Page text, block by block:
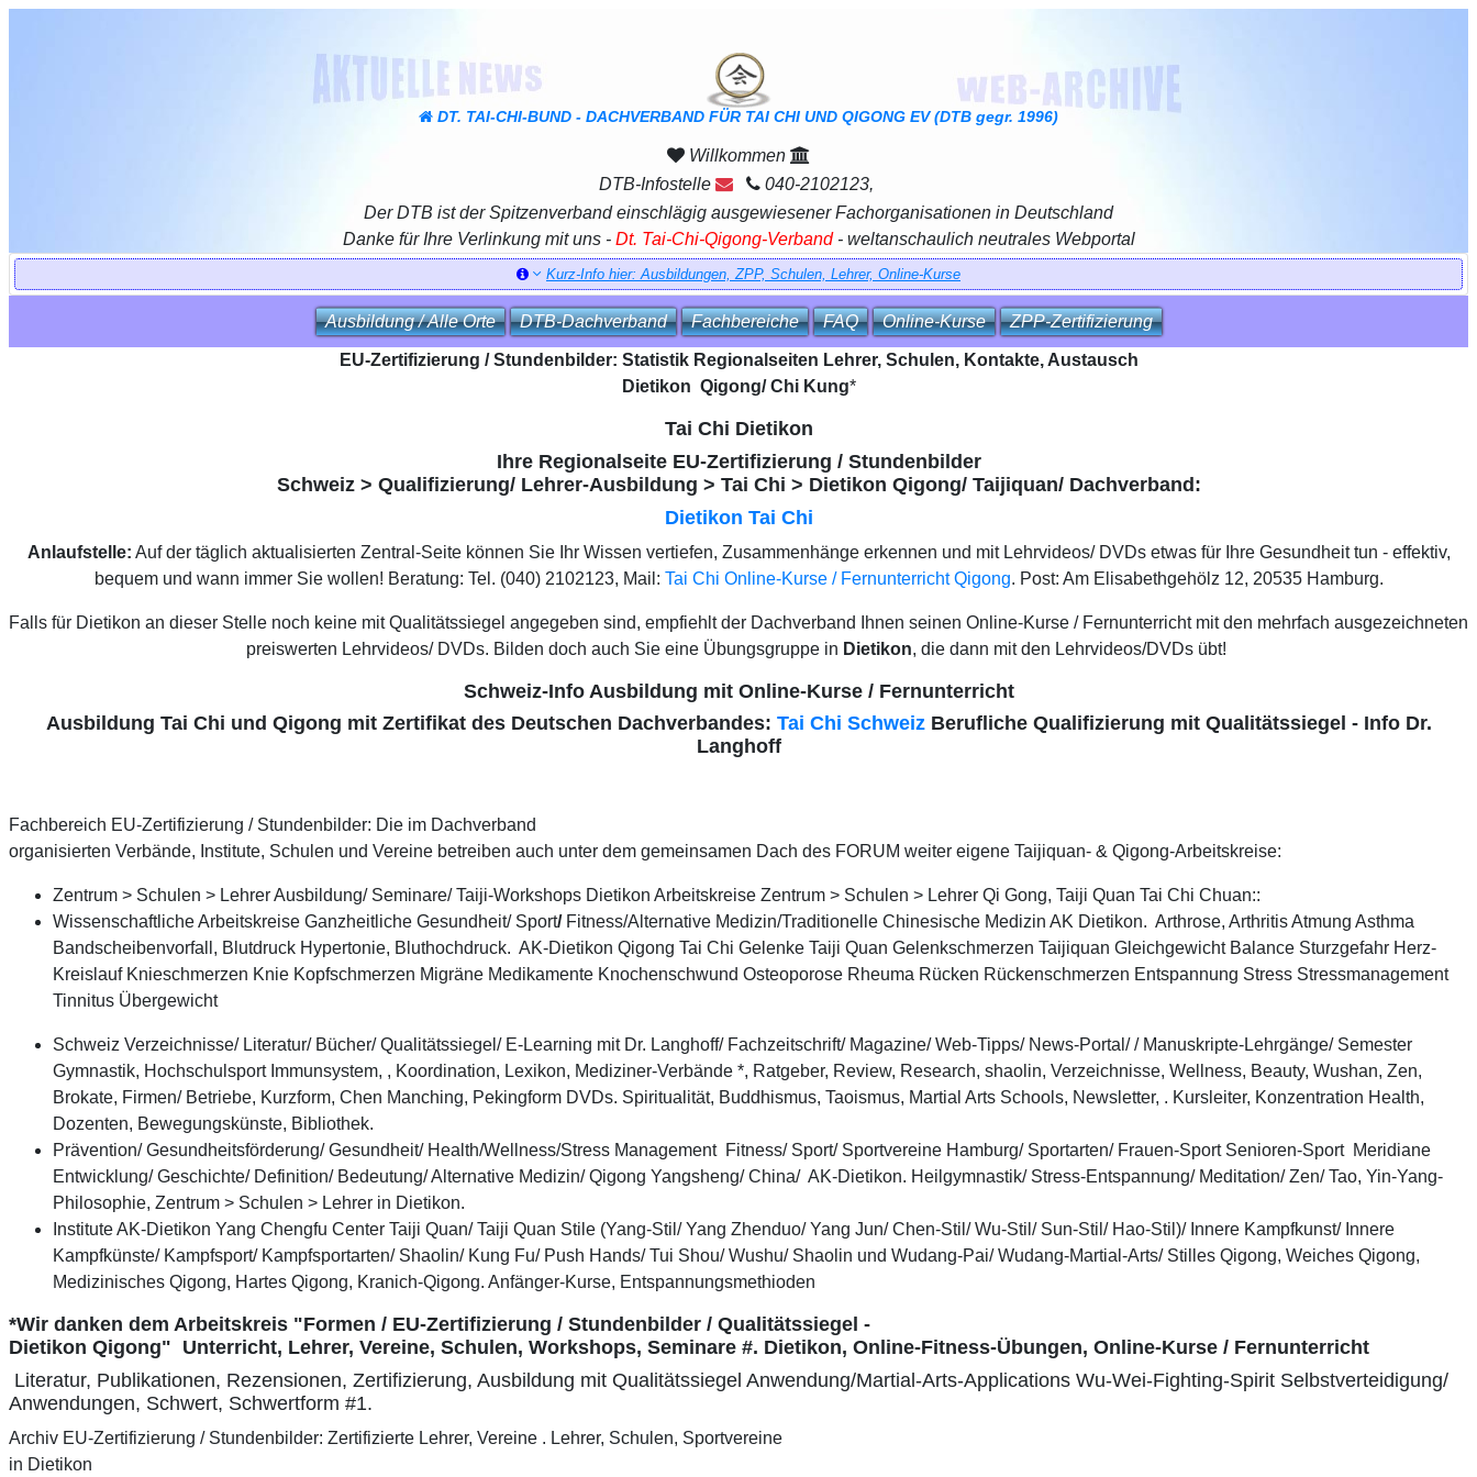
DT. TAI-CHI-BUND - DACHVERBAND FÜR TAI CHI UND QIGONG EV (DTB gegr. 1996)
Willkommen
DTB-Infostelle
040-2102123,
Der DTB ist der Spitzenverband einschlägig ausgewiesener Fachorganisationen in Deutschland
Danke für Ihre Verlinkung mit uns - Dt. Tai-Chi-Qigong-Verband- weltanschaulich neutrales Webportal
Kurz-Info hier: Ausbildungen, ZPP, Schulen, Lehrer, Online-Kurse
Ausbildung / Alle Orte DTB‑Dachverband Fachbereiche FAQ Online‑Kurse ZPP‑Zertifizierung
EU-Zertifizierung / Stundenbilder: Statistik Regionalseiten Lehrer, Schulen, Kontakte, Austausch
Dietikon Qigong/ Chi Kung*
Tai Chi Dietikon
Ihre Regionalseite EU-Zertifizierung / Stundenbilder
Schweiz > Qualifizierung/ Lehrer-Ausbildung > Tai Chi > Dietikon Qigong/ Taijiquan/ Dachverband:
Dietikon Tai Chi
Anlaufstelle: Auf der täglich aktualisierten Zentral-Seite können Sie Ihr Wissen vertiefen, Zusammenhänge erkennen und mit Lehrvideos/ DVDs etwas für Ihre Gesundheit tun - effektiv,
bequem und wann immer Sie wollen! Beratung: Tel. (040) 2102123, Mail: Tai Chi Online-Kurse / Fernunterricht Qigong. Post: Am Elisabethgehölz 12, 20535 Hamburg.
Falls für Dietikon an dieser Stelle noch keine mit Qualitätssiegel angegeben sind, empfiehlt der Dachverband Ihnen seinen Online-Kurse / Fernunterricht mit den mehrfach ausgezeichneten
preiswerten Lehrvideos/ DVDs. Bilden doch auch Sie eine Übungsgruppe in Dietikon, die dann mit den Lehrvideos/DVDs übt!
Schweiz-Info Ausbildung mit Online-Kurse / Fernunterricht
Ausbildung Tai Chi und Qigong mit Zertifikat des Deutschen Dachverbandes: Tai Chi SchweizBerufliche Qualifizierung mit Qualitätssiegel - Info Dr.
Langhoff
Fachbereich EU-Zertifizierung / Stundenbilder: Die im Dachverband
organisierten Verbände, Institute, Schulen und Vereine betreiben auch unter dem gemeinsamen Dach des FORUM weiter eigene Taijiquan- & Qigong-Arbeitskreise:
Zentrum > Schulen > Lehrer Ausbildung/ Seminare/ Taiji-Workshops Dietikon Arbeitskreise Zentrum > Schulen > Lehrer Qi Gong, Taiji Quan Tai Chi Chuan::
Wissenschaftliche Arbeitskreise Ganzheitliche Gesundheit/ Sport/ Fitness/Alternative Medizin/Traditionelle Chinesische Medizin AK Dietikon. Arthrose, Arthritis Atmung Asthma
Bandscheibenvorfall, Blutdruck Hypertonie, Bluthochdruck. AK-Dietikon Qigong Tai Chi Gelenke Taiji Quan Gelenkschmerzen Taijiquan Gleichgewicht Balance Sturzgefahr Herz-
Kreislauf Knieschmerzen Knie Kopfschmerzen Migräne Medikamente Knochenschwund Osteoporose Rheuma Rücken Rückenschmerzen Entspannung Stress Stressmanagement
Tinnitus Übergewicht
Schweiz Verzeichnisse/ Literatur/ Bücher/ Qualitätssiegel/ E-Learning mit Dr. Langhoff/ Fachzeitschrift/ Magazine/ Web-Tipps/ News-Portal/ / Manuskripte-Lehrgänge/ Semester
Gymnastik, Hochschulsport Immunsystem, , Koordination, Lexikon, Mediziner-Verbände *, Ratgeber, Review, Research, shaolin, Verzeichnisse, Wellness, Beauty, Wushan, Zen,
Brokate, Firmen/ Betriebe, Kurzform, Chen Manching, Pekingform DVDs. Spiritualität, Buddhismus, Taoismus, Martial Arts Schools, Newsletter, . Kursleiter, Konzentration Health,
Dozenten, Bewegungskünste, Bibliothek.
Prävention/ Gesundheitsförderung/ Gesundheit/ Health/Wellness/Stress Management Fitness/ Sport/ Sportvereine Hamburg/ Sportarten/ Frauen-Sport Senioren-Sport Meridiane
Entwicklung/ Geschichte/ Definition/ Bedeutung/ Alternative Medizin/ Qigong Yangsheng/ China/ AK-Dietikon. Heilgymnastik/ Stress-Entspannung/ Meditation/ Zen/ Tao, Yin-Yang-
Philosophie, Zentrum > Schulen > Lehrer in Dietikon.
Institute AK-Dietikon Yang Chengfu Center Taiji Quan/ Taiji Quan Stile (Yang-Stil/ Yang Zhenduo/ Yang Jun/ Chen-Stil/ Wu-Stil/ Sun-Stil/ Hao-Stil)/ Innere Kampfkunst/ Innere
Kampfkünste/ Kampfsport/ Kampfsportarten/ Shaolin/ Kung Fu/ Push Hands/ Tui Shou/ Wushu/ Shaolin und Wudang-Pai/ Wudang-Martial-Arts/ Stilles Qigong, Weiches Qigong,
Medizinisches Qigong, Hartes Qigong, Kranich-Qigong. Anfänger-Kurse, Entspannungsmethioden
*Wir danken dem Arbeitskreis "Formen / EU-Zertifizierung / Stundenbilder / Qualitätssiegel -
Dietikon Qigong" Unterricht, Lehrer, Vereine, Schulen, Workshops, Seminare #. Dietikon, Online-Fitness-Übungen, Online-Kurse / Fernunterricht
Literatur, Publikationen, Rezensionen, Zertifizierung, Ausbildung mit Qualitätssiegel Anwendung/Martial-Arts-Applications Wu-Wei-Fighting-Spirit Selbstverteidigung/
Anwendungen, Schwert, Schwertform #1.
Archiv EU-Zertifizierung / Stundenbilder: Zertifizierte Lehrer, Vereine . Lehrer, Schulen, Sportvereine
in Dietikon